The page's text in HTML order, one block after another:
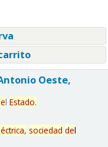
Oeste,
l Estado.
sociedad del